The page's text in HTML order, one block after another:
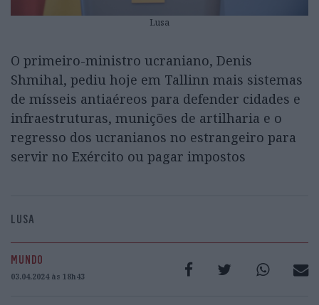
Lusa
O primeiro-ministro ucraniano, Denis
Shmihal, pediu hoje em Tallinn mais sistemas
de mísseis antiaéreos para defender cidades e
infraestruturas, munições de artilharia e o
regresso dos ucranianos no estrangeiro para
servir no Exército ou pagar impostos
LUSA
MUNDO
03.04.2024 às 18h43